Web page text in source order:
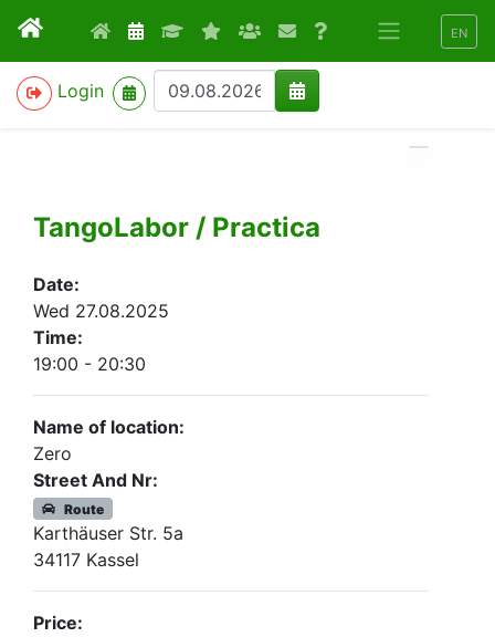
EN
Login
>
TangoLabor / Practica
Date:
Wed 27.08.2025
Time:
19:00 - 20:30
Name of location:
Zero
Street And Nr:
Route
Karthäuser Str. 5a
34117 Kassel
Price: